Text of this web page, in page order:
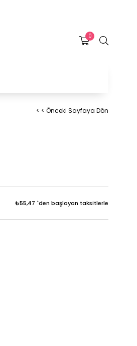
0
< < Önceki Sayfaya Dön
₺55,47 `den başlayan taksitlerle